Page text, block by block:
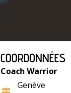
COORDONNÉES
Coach Warrior
Genève